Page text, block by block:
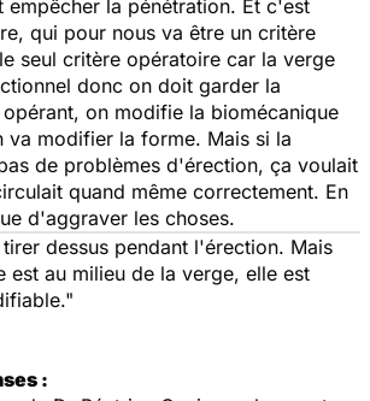
empêcher la pénétration. Et c'est
qui pour nous va être un critère
seul critère opératoire car la verge
donc on doit garder la
on modifie la biomécanique
modifier la forme. Mais si la
de problèmes d'érection, ça voulait
quand même correctement. En
d'aggraver les choses.
dessus pendant l'érection. Mais
est au milieu de la verge, elle est
: